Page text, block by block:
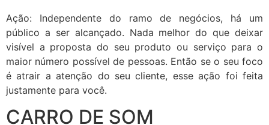
Ação: Independente do ramo de negócios, há um
público a ser alcançado. Nada melhor do que deixar
visível a proposta do seu produto ou serviço para o
maior número possível de pessoas. Então se o seu foco
é atrair a atenção do seu cliente, esse ação foi feita
justamente para você.
CARRO DE SOM